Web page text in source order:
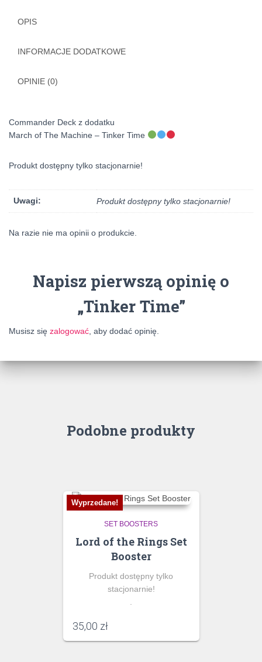
OPIS
INFORMACJE DODATKOWE
OPINIE (0)
Commander Deck z dodatku
March of The Machine – Tinker Time
Produkt dostępny tylko stacjonarnie!
Uwagi: Produkt dostępny tylko stacjonarnie!
Na razie nie ma opinii o produkcie.
Napisz pierwszą opinię o
„Tinker Time”
Musisz się zalogować , aby dodać opinię.
Podobne produkty
Wyprzedane!
SET BOOSTERS
Lord of the Rings Set
Booster
Produkt dostępny tylko
stacjonarnie!
35,00 zł